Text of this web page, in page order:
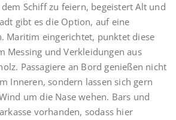
Schiff zu feiern, begeistert Alt und
gibt es die Option, auf eine
Maritim eingerichtet, punktet diese
Messing und Verkleidungen aus
Passagiere an Bord genießen nicht
Inneren, sondern lassen sich gern
um die Nase wehen. Bars und
vorhanden, sodass hier